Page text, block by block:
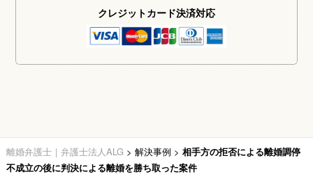
クレジットカード決済対応
離婚弁護士｜弁護士法人ALG > 解決事例 > 相手方の拒否による離婚調停
不成立の後に判決による離婚を勝ち取った案件